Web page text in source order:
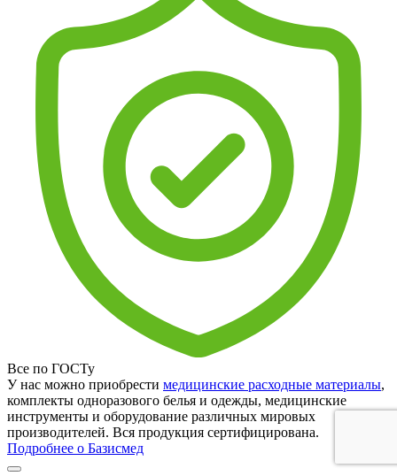
Все по ГОСТу
У нас можно приобрести медицинские расходные материалы,
комплекты одноразового белья и одежды, медицинские
инструменты и оборудование различных мировых
производителей. Вся продукция сертифицирована.
Подробнее о Базисмед